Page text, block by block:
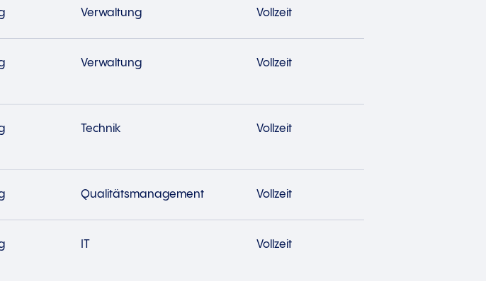
Verwaltung Vollzeit
Verwaltung Vollzeit
Technik Vollzeit
Qualitätsmanagement Vollzeit
IT Vollzeit